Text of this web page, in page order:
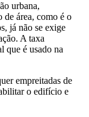
urbana,
de área, como é o
já não se exige
A taxa
que é usado na
empreitadas de
o edifício e